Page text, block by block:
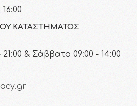
ΚΑΤΑΣΤΉΜΑΤΟΣ
& Σάββατο 09:00 - 14:00